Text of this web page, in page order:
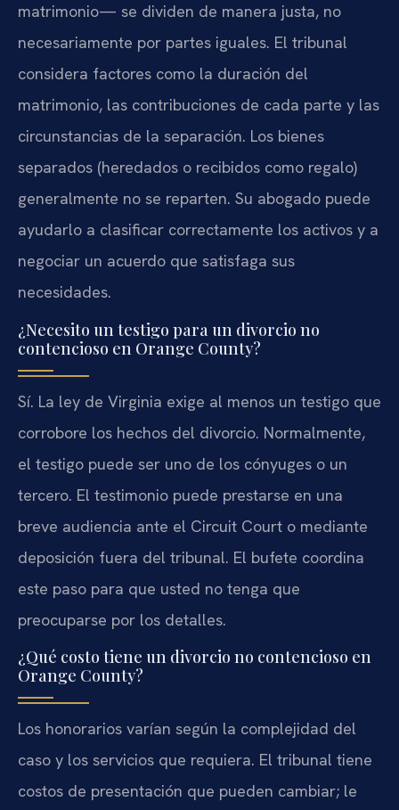
matrimonio— se dividen de manera justa, no
necesariamente por partes iguales. El tribunal
considera factores como la duración del
matrimonio, las contribuciones de cada parte y las
circunstancias de la separación. Los bienes
separados (heredados o recibidos como regalo)
generalmente no se reparten. Su abogado puede
ayudarlo a clasificar correctamente los activos y a
negociar un acuerdo que satisfaga sus
necesidades.
¿Necesito un testigo para un divorcio no
contencioso en Orange County?
Sí. La ley de Virginia exige al menos un testigo que
corrobore los hechos del divorcio. Normalmente,
el testigo puede ser uno de los cónyuges o un
tercero. El testimonio puede prestarse en una
breve audiencia ante el Circuit Court o mediante
deposición fuera del tribunal. El bufete coordina
este paso para que usted no tenga que
preocuparse por los detalles.
¿Qué costo tiene un divorcio no contencioso en
Orange County?
Los honorarios varían según la complejidad del
caso y los servicios que requiera. El tribunal tiene
costos de presentación que pueden cambiar; le